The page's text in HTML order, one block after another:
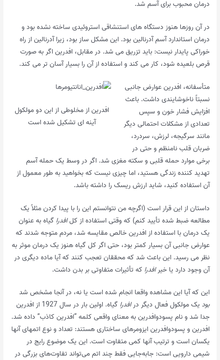
درمان محبوب برای آسم شد.
در آن روزها هنوز دستگاه های استنشاقی استروئیدی ساخته نشده بود و
درمان استاندارد آسم آدرنالین بود. این مشکل ساز بود، زیرا آدرنالین از راه
خوراکی پایدار نیست: باید تزریق می شد. در مقابل، افدرین اگر به صورت
قرص بلعیده شود، کار می کند و استفاده از آن را بسیار آسان تر می کند.
افدرین از مخلوطی از این دو مولکول
آینه ای تشکیل شده است
متأسفانه، افدرین عوارض جانبی
نسبتاً ناخوشایندی داشت. باعث
افزایش فشار خون و سپس
تعدادی از مشکلات احتمالی دیگر
مانند سرگیجه، لرزش، سردرد،
ضربان قلب نامنظم و حتی در
برخی موارد حمله قلبی و سکته مغزی شد. اگر در وسط یک حمله آسم
تهدید کننده زندگی هستید، اما چیزی نیست که بخواهید به طور معمول از
آن استفاده کنید، شاید ارزش ریسک را داشته باشد.
داستان از این قرار است (اگرچه من نتوانستم این را با پیدا کردن مثلاً یک
مطالعه ضبط شده تأیید کنم) که وقتی استفاده از کلافدرا گیاه به عنوان
یک درمان با استفاده از افدرین خالص مقایسه شد، مردم متوجه شدند که
عوارض جانبی آن بسیار کمتر بود، حتی اگر کل گیاه هنوز یک درمان موثر به
نظر می رسید. این باعث شد که محققان تعجب کنند که آیا ماده دیگری در
آن وجود دارد یا خیرافدرا که تأثیرات متفاوتی بر بدن داشت.
این که آیا این مشاهده واقعا انجام شده است یا نه، در آنجا مشخص شد
بود یک مولکول فعال دیگر درافدرا
گیاه. اولین بار در سال 1927 از افدرین
جدا شد و نام پسودوافدرین به معنای واقعی کلمه “افدرین کاذب” داده شد.
افدرین و پسودوافدرین ایزومرهای ساختاری هستند: تعداد و نوع اتمهای آنها
یکسان است و ترتیب آنها کمی متفاوت است. این یک موضوع رایج در
شیمی دارویی است: جابه‌جایی فقط چند اتم می‌تواند تفاوت‌های بزرگی در